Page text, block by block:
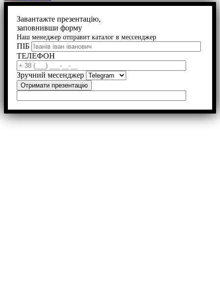
Завантажте презентацію,
заповнивши форму
Наш менеджер отправит каталог в мессенджер
ПІБ
ТЕЛЕФОН
Зручний месенджер